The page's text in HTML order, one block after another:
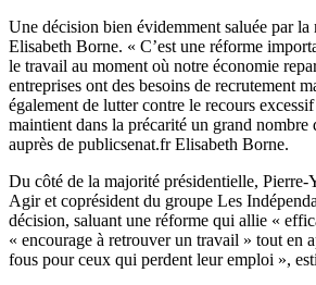
Une décision bien évidemment saluée par
Elisabeth Borne. « C’est une réforme
le travail au moment où notre économie
entreprises ont des besoins de recrutement
également de lutter contre le recours
maintient dans la précarité un grand nombre
auprès de publicsenat.fr Elisabeth Borne.
Du côté de la majorité présidentielle, Pierre-
Agir et coprésident du groupe Les
décision, saluant une réforme qui allie «
« encourage à retrouver un travail » tout en
fous pour ceux qui perdent leur emploi »,